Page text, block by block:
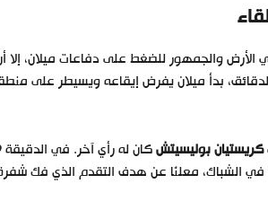
الأرض والجمهور للضغط على دفاعات ميلان، إلا
بدأ ميلان يفرض إيقاعه ويسيطر على
كريستيان بوليسيتش
الشباك، معلنًا عن هدف التقدم الذي فك